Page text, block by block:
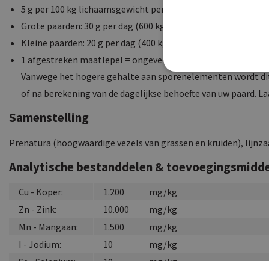
5 g per 100 kg lichaamsgewicht per dag
Grote paarden: 30 g per dag (600 kg)
Kleine paarden: 20 g per dag (400 kg)
1 afgestreken maatlepel = ongeveer 20 g
Vanwege het hogere gehalte aan sporenelementen wordt
of na berekening van de dagelijkse behoefte van uw paard.
Samenstelling
Prenatura (hoogwaardige vezels van grassen en kruiden),
Analytische bestanddelen &
Cu - Koper: 1.200
mg/kg
Zn - Zink:
10.000
mg/kg
Mn - Mangaan:
1.500
mg/kg
I - Jodium:
10
mg/kg